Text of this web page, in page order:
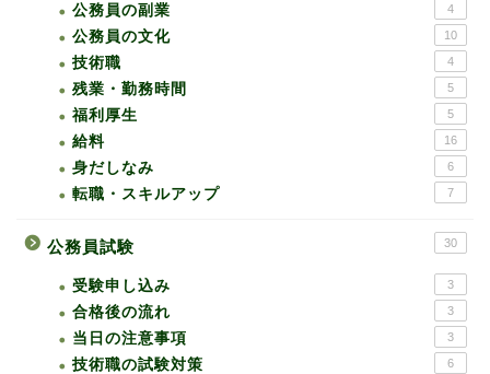
公務員の副業 4
公務員の文化 10
技術職 4
残業・勤務時間 5
福利厚生 5
給料 16
身だしなみ 6
転職・スキルアップ 7
公務員試験 30
受験申し込み 3
合格後の流れ 3
当日の注意事項 3
技術職の試験対策 6